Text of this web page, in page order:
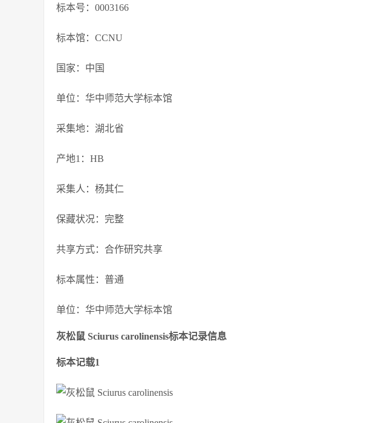
标本号：0003166
标本馆：CCNU
国家：中国
单位：华中师范大学标本馆
采集地：湖北省
产地1：HB
采集人：杨其仁
保藏状况：完整
共享方式：合作研究共享
标本属性：普通
单位：华中师范大学标本馆
灰松鼠 Sciurus carolinensis标本记录信息
标本记载1